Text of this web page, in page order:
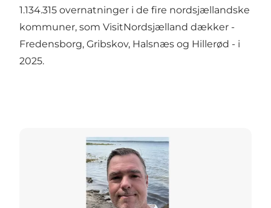
1.134.315 overnatninger i de fire nordsjællandske
kommuner, som VisitNordsjælland dækker -
Fredensborg, Gribskov, Halsnæs og Hillerød - i
2025.
Ny chef for marketing og partnerskaber i